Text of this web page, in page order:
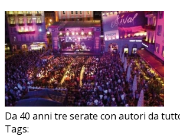
Da 40 anni tre serate con autori da
Tags: